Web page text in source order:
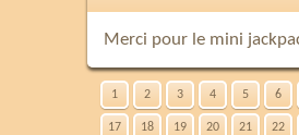
Merci pour le mini
1 2 3 4 5 6
17 18 19 20 21 22